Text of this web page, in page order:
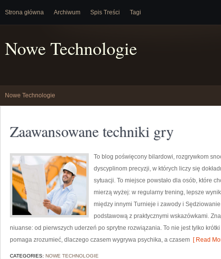
Strona główna Archiwum Spis Treści Tagi
Nowe Technologie
Nowe Technologie
Zaawansowane techniki gry
To blog poświęcony bilardowi, rozgrywkom
dyscyplinom precyzji, w których liczy się
sytuacji. To miejsce powstało dla osób, które
mierzą wyżej: w regularny trening, lepsze
między innymi Turnieje i zawody i
podstawową z praktycznymi wskazówkami.
niuanse: od pierwszych uderzeń po sprytne rozwiązania. To nie jest tylko
pomaga zrozumieć, dlaczego czasem wygrywa psychika, a czasem [ Read
CATEGORIES: NOWE TECHNOLOGIE